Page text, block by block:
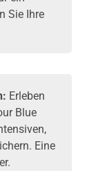
Sie Ihre
Erleben
Blue
Eine